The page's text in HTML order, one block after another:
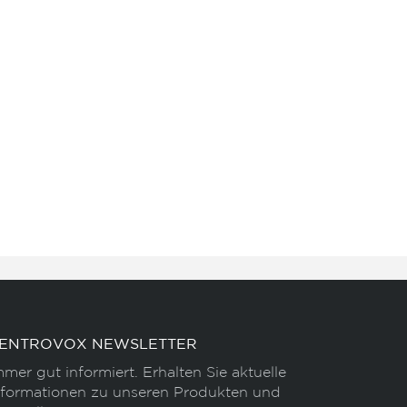
NEWSLETTER
gut informiert. Erhalten Sie aktuelle
zu unseren Produkten und